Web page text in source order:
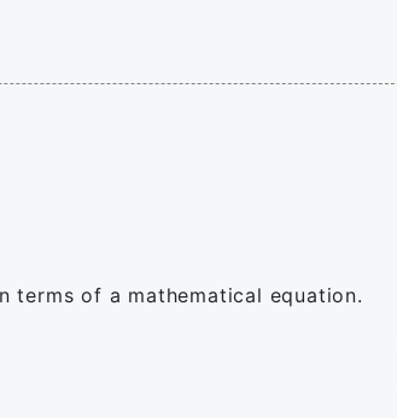
terms of a mathematical equation.